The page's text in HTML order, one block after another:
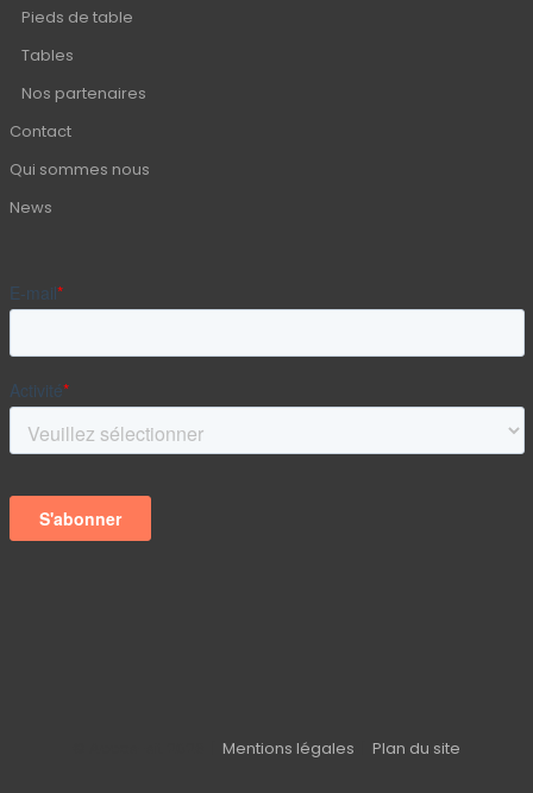
Pieds de table
Tables
Nos partenaires
Contact
Qui sommes nous
News
Mentions légales Plan du site